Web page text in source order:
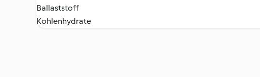
Ballaststoff
Kohlenhydrate